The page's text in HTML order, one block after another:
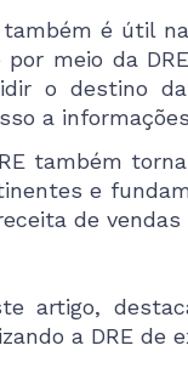
também é útil
por meio da
o destino
a
também
e
de
artigo,
a DRE de